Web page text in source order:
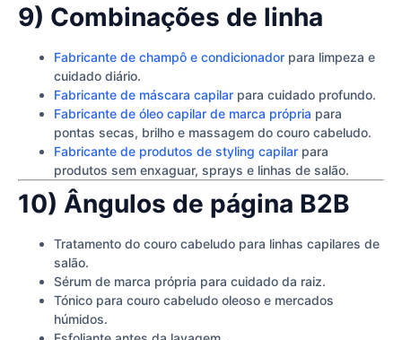
9) Combinações de linha
Fabricante de champô e condicionador para limpeza e
cuidado diário.
Fabricante de máscara capilar para cuidado profundo.
Fabricante de óleo capilar de marca própria para
pontas secas, brilho e massagem do couro cabeludo.
Fabricante de produtos de styling capilar para
produtos sem enxaguar, sprays e linhas de salão.
10) Ângulos de página B2B
Tratamento do couro cabeludo para linhas capilares de
salão.
Sérum de marca própria para cuidado da raiz.
Tónico para couro cabeludo oleoso e mercados
húmidos.